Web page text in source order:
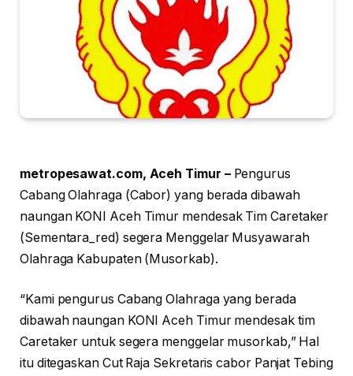
metropesawat.com, Aceh Timur –Pengurus
Cabang Olahraga (Cabor) yang berada dibawah
naungan KONI Aceh Timur mendesak Tim Caretaker
(Sementara_red) segera Menggelar Musyawarah
Olahraga Kabupaten (Musorkab).
“Kami pengurus Cabang Olahraga yang berada
dibawah naungan KONI Aceh Timur mendesak tim
Caretaker untuk segera menggelar musorkab,” Hal
itu ditegaskan Cut Raja Sekretaris cabor Panjat Tebing